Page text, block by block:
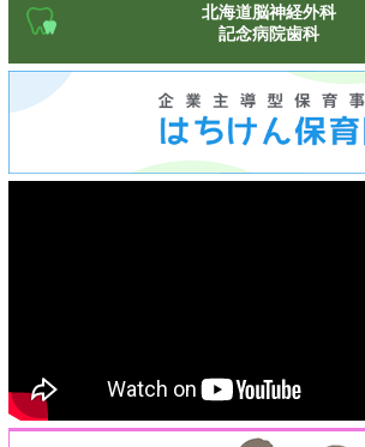
北海道脳神経外科
記念病院歯科